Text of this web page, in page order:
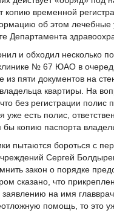
копию временной
об этом
Департамента
и обходил несколько
№ 67 ЮАО в
из пяти документов на
квартиры. На
без регистрации полис
уже есть полис,
бы копию паспорта
пытаются бороться с
Сергей
закон о порядке
сказано, что
на имя
помощь, то это